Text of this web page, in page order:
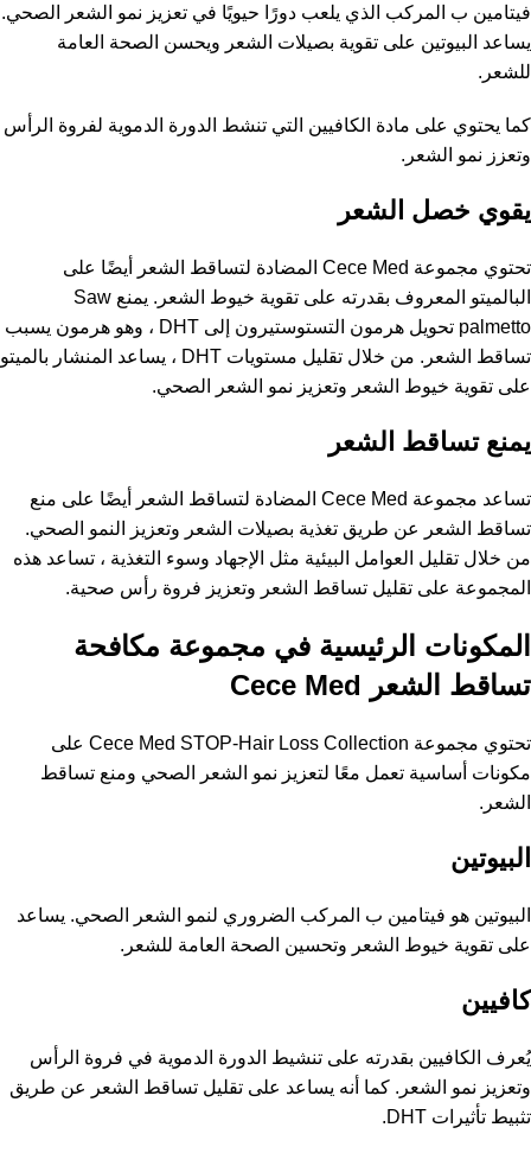
فيتامين ب المركب الذي يلعب دورًا حيويًا في تعزيز نمو الشعر الصحي.
يساعد البيوتين على تقوية بصيلات الشعر ويحسن الصحة العامة
للشعر.
كما يحتوي على مادة الكافيين التي تنشط الدورة الدموية لفروة الرأس
وتعزز نمو الشعر.
يقوي خصل الشعر
تحتوي مجموعة Cece Med المضادة لتساقط الشعر أيضًا على
البالميتو المعروف بقدرته على تقوية خيوط الشعر. يمنع Saw
palmetto تحويل هرمون التستوستيرون إلى DHT ، وهو هرمون يسبب
تساقط الشعر. من خلال تقليل مستويات DHT ، يساعد المنشار بالميتو
على تقوية خيوط الشعر وتعزيز نمو الشعر الصحي.
يمنع تساقط الشعر
تساعد مجموعة Cece Med المضادة لتساقط الشعر أيضًا على منع
تساقط الشعر عن طريق تغذية بصيلات الشعر وتعزيز النمو الصحي.
من خلال تقليل العوامل البيئية مثل الإجهاد وسوء التغذية ، تساعد هذه
المجموعة على تقليل تساقط الشعر وتعزيز فروة رأس صحية.
المكونات الرئيسية في مجموعة مكافحة
تساقط الشعر Cece Med
تحتوي مجموعة Cece Med STOP-Hair Loss Collection على
مكونات أساسية تعمل معًا لتعزيز نمو الشعر الصحي ومنع تساقط
الشعر.
البيوتين
البيوتين هو فيتامين ب المركب الضروري لنمو الشعر الصحي. يساعد
على تقوية خيوط الشعر وتحسين الصحة العامة للشعر.
كافيين
يُعرف الكافيين بقدرته على تنشيط الدورة الدموية في فروة الرأس
وتعزيز نمو الشعر. كما أنه يساعد على تقليل تساقط الشعر عن طريق
تثبيط تأثيرات DHT.